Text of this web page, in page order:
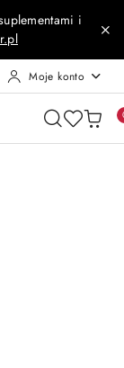
i
Moje konto